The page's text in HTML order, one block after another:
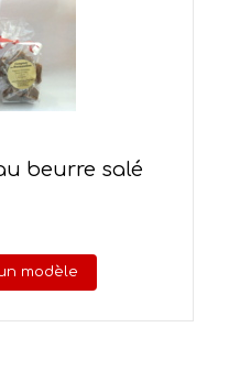
beurre salé
modèle